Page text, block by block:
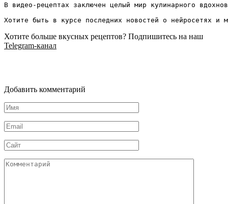
В видео-рецептах заключен целый мир кулинарного
Хотите больше вкусных рецептов? Подпишитесь на наш
Telegram-канал
Добавить комментарий
Имя
*
Email
*
Сайт
Комментарий